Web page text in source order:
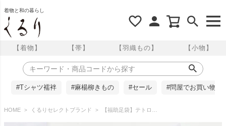
着物と和の暮らし
【着物】 【帯】 【羽織もの】 【小物】
#Tシャツ襦袢 #麻楊柳きもの #セール #問屋でお買い物
HOME くるりセレクトブランド 【福助足袋】テトロンブロード ４枚コハゼ 22.0ｃｍ～25.0ｃｍ